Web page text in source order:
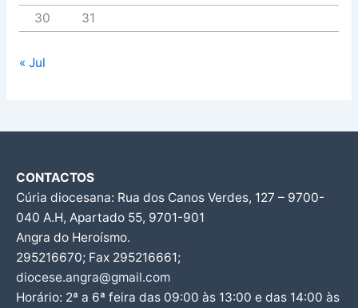
30
31
« Jul
CONTACTOS
Cúria diocesana: Rua dos Canos Verdes, 127 – 9700-
040 A.H, Apartado 55, 9701-901
Angra do Heroísmo.
295216670; Fax 295216661;
diocese.angra@gmail.com
Horário: 2ª a 6ª feira das 09:00 às 13:00 e das 14:00 às